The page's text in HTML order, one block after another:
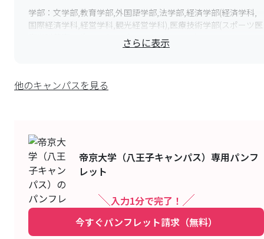
学部： 文学部,教育学部,外国語学部,法学部,経済学部(経済学科,
国際経済学科,経営学科,観光経営学科),医療技術学部(スポーツ医
療学科健康スポーツ,トップアスリートコース)
摩センター駅 よ 徒歩15分/聖蹟桜ヶ丘駅･高幡不動駅･多摩セン
さらに表示
他のキャンパスを見る
帝京大学（八王子キャンパス） 専用パンフ
レット
入力1分で完了！
今すぐパンフレット請求（無料）